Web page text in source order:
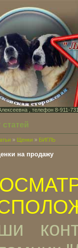
, телефон 8-911-
статей
» Щенки » БИГЛЬ
на продажу